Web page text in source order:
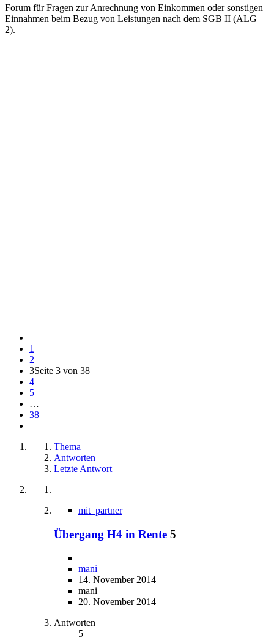
Forum für Fragen zur Anrechnung von Einkommen oder sonstigen
Einnahmen beim Bezug von Leistungen nach dem SGB II (ALG
2).
1
2
3Seite 3 von 38
4
5
…
38
Thema
Antworten
Letzte Antwort
mit_partner
Übergang H4 in Rente 5
mani
14. November 2014
mani
20. November 2014
Antworten
5